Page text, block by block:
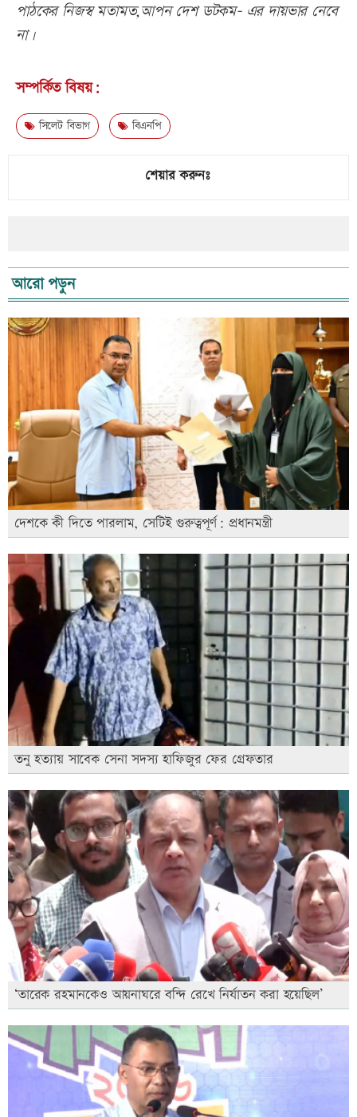
পাঠকের নিজস্ব মতামত,আপন দেশ ডটকম- এর দায়ভার নেবে
না।
সম্পর্কিত বিষয়:
সিলেট বিভাগ বিএনপি
শেয়ার করুনঃ
আরো পড়ুন
দেশকে কী দিতে পারলাম, সেটিই গুরুত্বপূর্ণ: প্রধানমন্ত্রী
তনু হত্যায় সাবেক সেনা সদস্য হাফিজুর ফের গ্রেফতার
‘তারেক রহমানকেও আয়নাঘরে বন্দি রেখে নির্যাতন করা হয়েছিল’